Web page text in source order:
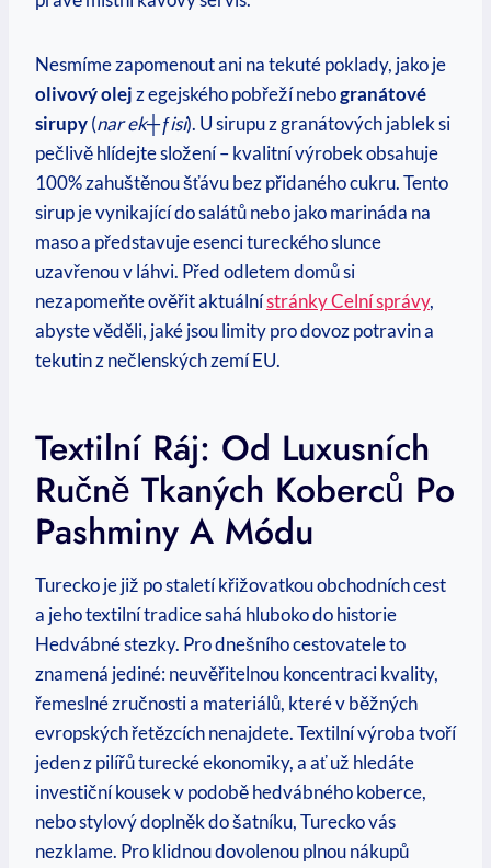
Nesmíme zapomenout ani na tekuté poklady, jako je
olivový olejz egejského pobřeží nebogranátové
sirupy(nar ek┼ƒisi). U sirupu z granátových jablek si
pečlivě hlídejte složení – kvalitní výrobek obsahuje
100% zahuštěnou šťávu bez přidaného cukru. Tento
sirup je vynikající do salátů nebo jako marináda na
maso a představuje esenci tureckého slunce
uzavřenou v láhvi. Před odletem domů si
nezapomeňte ověřit aktuálnístránky Celní správy,
abyste věděli, jaké jsou limity pro dovoz potravin a
tekutin z nečlenských zemí EU.
Textilní Ráj: Od Luxusních
Ručně Tkaných Koberců Po
Pashminy A Módu
Turecko je již po staletí křižovatkou obchodních cest
a jeho textilní tradice sahá hluboko do historie
Hedvábné stezky. Pro dnešního cestovatele to
znamená jediné: neuvěřitelnou koncentraci kvality,
řemeslné zručnosti a materiálů, které v běžných
evropských řetězcích nenajdete. Textilní výroba tvoří
jeden z pilířů turecké ekonomiky, a ať už hledáte
investiční kousek v podobě hedvábného koberce,
nebo stylový doplněk do šatníku, Turecko vás
nezklame. Pro klidnou dovolenou plnou nákupů